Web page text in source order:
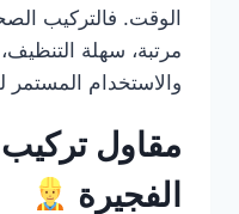
الوقت. فالتركيب
مرتبة، سهلة
والاستخدام المستمر
مقاول
الفجيرة